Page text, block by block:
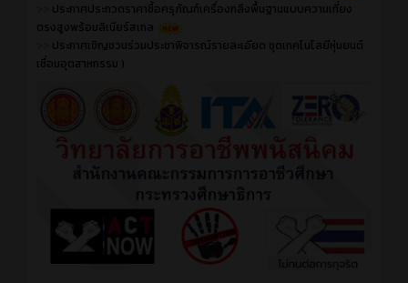
ประกาศประกวดราคาซื้อครุภัณฑ์เครื่องกลึงพื้นฐานแบบความเที่ยง
ตรงสูงพร้อมลิเนียร์สเกล
ประกาศเชิญชวนร่วมประชาพิจารณ์รายละเอียด ชุดเทคโนโลยีหุ่นยนต์
เชื่อมอุตสาหกรรม )